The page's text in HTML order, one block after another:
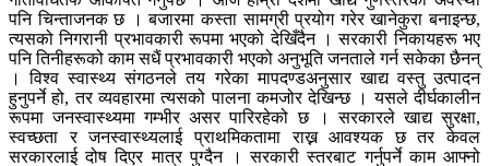
पनि चिन्ताजनक छ । बजारमा कस्ता सामग्री प्रयोग गरेर खानेकुरा बनाइन्छ,
त्यसको निगरानी प्रभावकारी रूपमा भएको देखिँदैन । सरकारी निकायहरू भए
पनि तिनीहरूको काम सधैं प्रभावकारी भएको अनुभूति जनताले गर्न सकेका छैनन्
। विश्व स्वास्थ्य संगठनले तय गरेका मापदण्डअनुसार खाद्य वस्तु उत्पादन
हुनुपर्ने हो, तर व्यवहारमा त्यसको पालना कमजोर देखिन्छ । यसले दीर्घकालीन
रूपमा जनस्वास्थ्यमा गम्भीर असर पारिरहेको छ । सरकारले खाद्य सुरक्षा,
स्वच्छता र जनस्वास्थ्यलाई प्राथमिकतामा राख्न आवश्यक छ तर केवल
सरकारलाई दोष दिएर मात्र पुग्दैन । सरकारी स्तरबाट गर्नुपर्ने काम आफ्नो